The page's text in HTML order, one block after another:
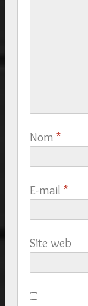
Nom *
E-mail *
Site web